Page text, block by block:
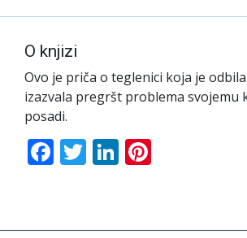
O knjizi
Ovo je priča o teglenici koja je
izazvala pregršt problema svojemu
posadi.
Facebook
TwitterLinkedIn